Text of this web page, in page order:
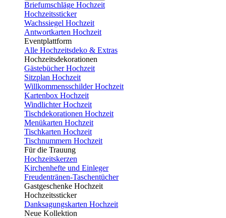
Briefumschläge Hochzeit
Hochzeitssticker
Wachssiegel Hochzeit
Antwortkarten Hochzeit
Eventplattform
Alle Hochzeitsdeko & Extras
Hochzeitsdekorationen
Gästebücher Hochzeit
Sitzplan Hochzeit
Willkommensschilder Hochzeit
Kartenbox Hochzeit
Windlichter Hochzeit
Tischdekorationen Hochzeit
Menükarten Hochzeit
Tischkarten Hochzeit
Tischnummern Hochzeit
Für die Trauung
Hochzeitskerzen
Kirchenhefte und Einleger
Freudentränen-Taschentücher
Gastgeschenke Hochzeit
Hochzeitssticker
Danksagungskarten Hochzeit
Neue Kollektion